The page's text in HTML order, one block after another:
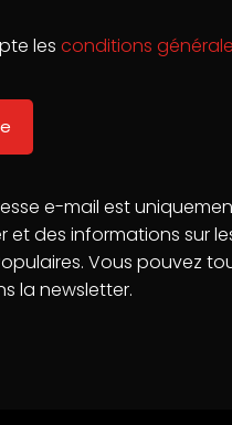
lesconditions
e-mail est
et des informations sur
Vous pouvez
la newsletter.